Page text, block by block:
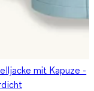
mit Kapuze -